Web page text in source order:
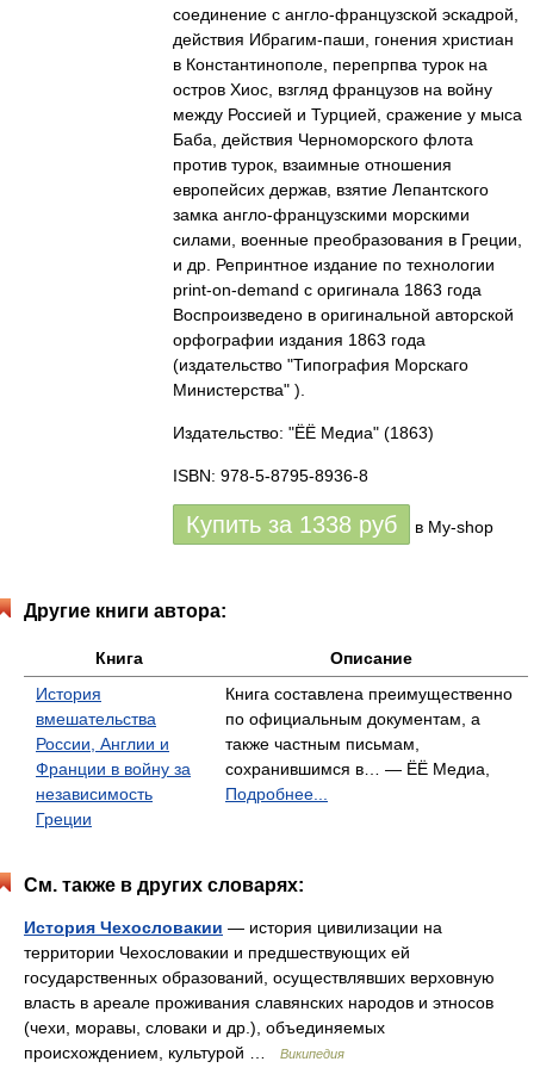
соединение с англо-французской эскадрой,
действия Ибрагим-паши, гонения христиан
в Константинополе, перепрпва турок на
остров Хиос, взгляд французов на войну
между Россией и Турцией, сражение у мыса
Баба, действия Черноморского флота
против турок, взаимные отношения
европейсих держав, взятие Лепантского
замка англо-французскими морскими
силами, военные преобразования в Греции,
и др. Репринтное издание по технологии
print-on-demand с оригинала 1863 года
Воспроизведено в оригинальной авторской
орфографии издания 1863 года
(издательство "Типография Морскаго
Министерства" ).
Издательство: "ЁЁ Медиа" (1863)
ISBN: 978-5-8795-8936-8
Купить за 1338 руб в My-shop
Другие книги автора:
Книга
Описание
История
вмешательства
России, Англии и
Франции в войну за
независимость
Греции
Книга составлена преимущественно
по официальным документам, а
также частным письмам,
сохранившимся в… — ЁЁ Медиа,
Подробнее...
См. также в других словарях:
История Чехословакии — история цивилизации на
территории Чехословакии и предшествующих ей
государственных образований, осуществлявших верховную
власть в ареале проживания славянских народов и этносов
(чехи, моравы, словаки и др.), объединяемых
происхождением, культурой …
Википедия